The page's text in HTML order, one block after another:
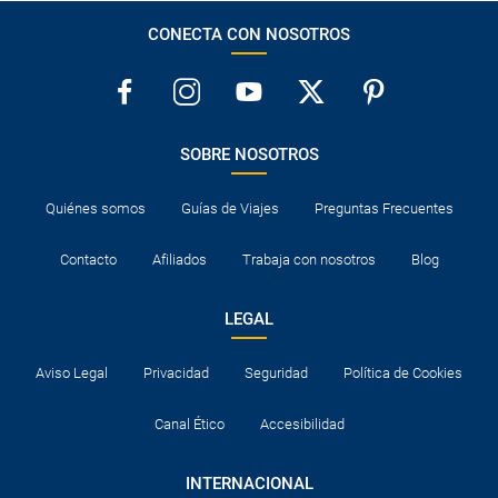
proceso de reserva. Este seguro garantiza
asistencia básica en destino, pero no olvide que
si quiere reforzar esta asistencia tiene que
añadir a su compra otros seguros opcionales
(podrá seleccionarlos antes de confirmar su
sin intereses para reservas
realizadas con más de 30 días de antelación.
CONECTA CON NOSOTROS
SOBRE NOSOTROS
Quiénes somos Guías de Viajes Preguntas Frecuentes
Contacto Afiliados Trabaja con nosotros Blog
LEGAL
Aviso Legal Privacidad Seguridad Política de Cookies
Canal Ético Accesibilidad
INTERNACIONAL